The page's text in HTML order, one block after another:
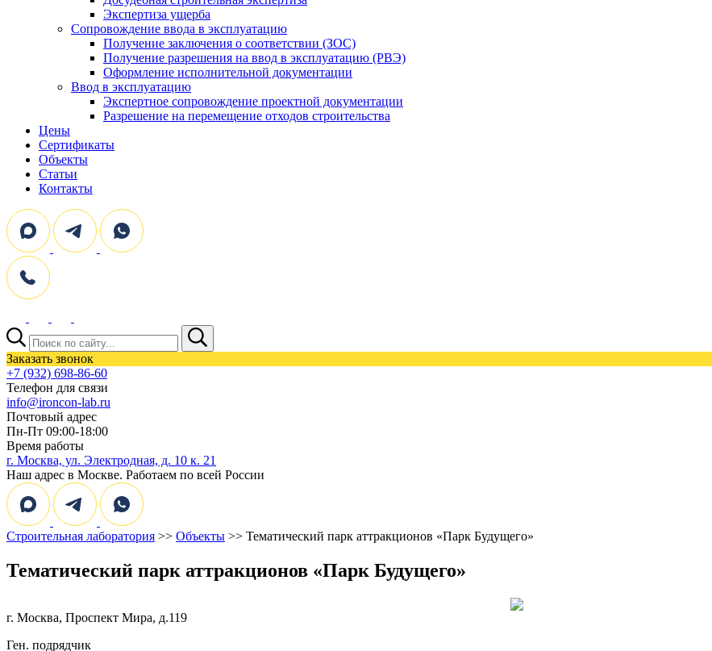
Экспертиза ущерба
Сопровождение ввода в эксплуатацию
Получение заключения о соответствии (ЗОС)
Получение разрешения на ввод в эксплуатацию (РВЭ)
Оформление исполнительной документации
Ввод в эксплуатацию
Экспертное сопровождение проектной документации
Разрешение на перемещение отходов строительства
Цены
Сертификаты
Объекты
Статьи
Контакты
Заказать звонок
+7 (932) 698-86-60
Телефон для связи
info@ironcon-lab.ru
Почтовый адрес
Пн-Пт 09:00-18:00
Время работы
г. Москва, ул. Электродная, д. 10 к. 21
Наш адрес в Москве. Работаем по всей России
Строительная лаборатория >> Объекты >> Тематический парк аттракционов «Парк Будущего»
Тематический парк аттракционов «Парк Будущего»
г. Москва, Проспект Мира, д.119
Ген. подрядчик